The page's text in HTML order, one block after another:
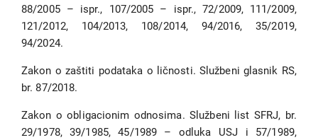
88/2005 – ispr., 107/2005 – ispr., 72/2009, 111/2009,
121/2012, 104/2013, 108/2014, 94/2016, 35/2019,
94/2024.
Zakon o zaštiti podataka o ličnosti. Službeni glasnik RS,
br. 87/2018.
Zakon o obligacionim odnosima. Službeni list SFRJ, br.
29/1978, 39/1985, 45/1989 – odluka USJ i 57/1989,